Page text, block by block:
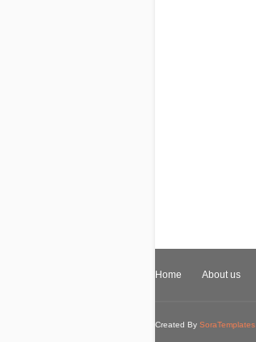
Home About us
Created By SoraTemplates